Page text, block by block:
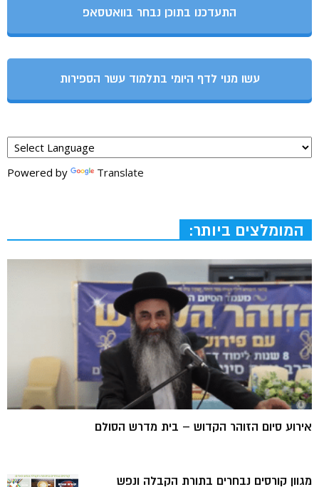
התעדכנו בתוכן נבחר בוואטסאפ
עשו מנוי לדף היומי בתלמוד עשר הספירות
Powered by Translate
המומלצים ביותר:
אירוע סיום הזוהר הקדוש – בית מדרש הסולם
מגוון קורסים נבחרים בתורת הקבלה ונפש